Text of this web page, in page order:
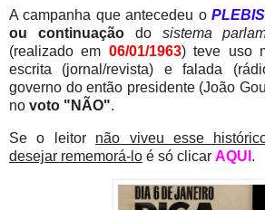
A campanha que antecedeu o
ou continuaçãodo sistema
(realizado em 06/01/1963) teve uso
escrita (jornal/revista) e falada
governo do então presidente (João
no voto "NÃO".
Se o leitor não viveu esse
desejar rememorá-lo é só clicar AQUI .